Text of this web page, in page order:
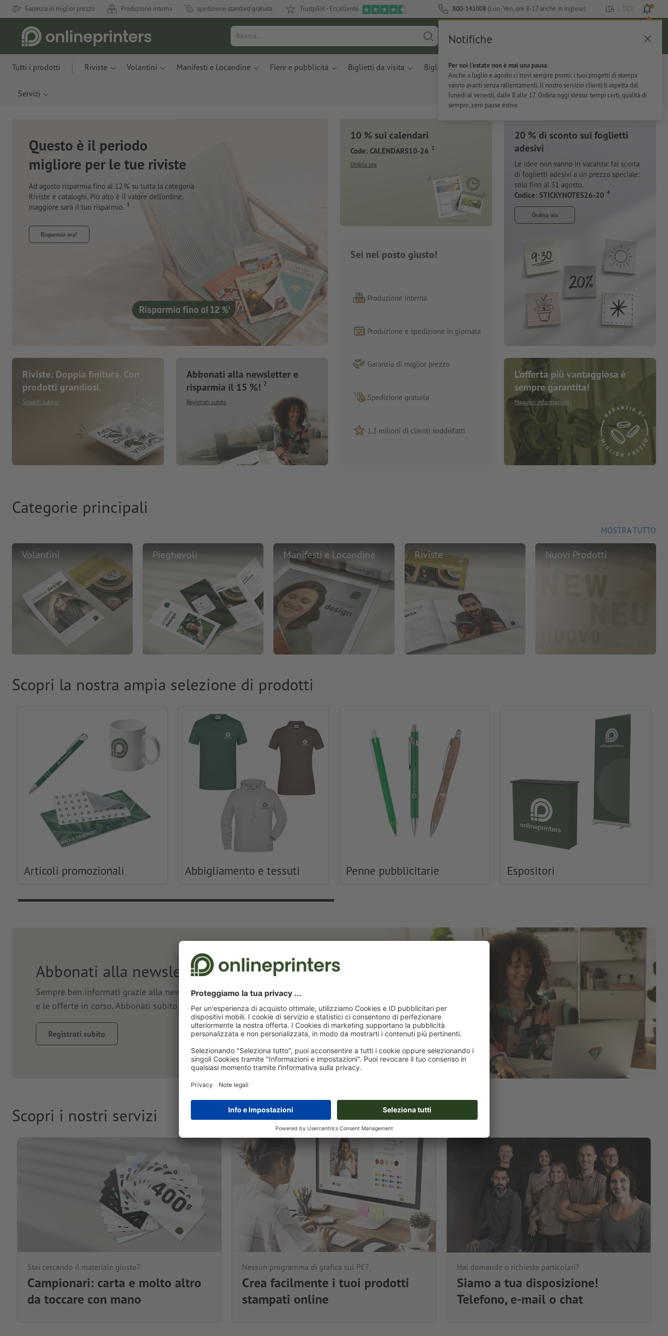
Garanzia di miglior prezzo Produzione interna spedizione standard gratuita Trustpilot - Eccellente 800-141008 (Lun.-Ven. ore 8-17 anche in inglese) ITA | DEU
Notifiche
Per noi l'estate non è mai una pausa
Anche a luglio e agosto ci trovi sempre pronti: i tuoi progetti di stampa
vanno avanti senza rallentamenti. Il nostro servizio clienti ti aspetta dal
lunedì al venerdì, dalle 8 alle 17. Ordina oggi stesso: tempi certi, qualità di
sempre, zero pause estive.
Carrello
Tutti i prodotti Riviste Volantini Manifesti e Locandine Fiere e pubblicità Biglietti da visita Biglietti Per l'ufficio Adesivi
Servizi
Nuovi taccuini
Con materiali innovativi ricavati da scarti di mele e
Ordina ora
Riviste: Doppia finitura. Con
prodotti grandiosi.
Scoprili subito!
Abbonati alla newsletter e
risparmia il 15 %! 2
Registrati subito
10 % sui calendari
Code: CALENDARS10-26 3
Ordina ora
Sei nel posto giusto!
Produzione interna
Produzione e spedizione in giornata
Garanzia di miglior prezzo
Spedizione gratuita
1,3 milioni di clienti soddisfatti
20 % di sconto sui foglietti
adesivi
Le idee non vanno in vacanza: fai scorta
di foglietti adesivi a un prezzo speciale:
solo fino al 31 agosto.
Codice: STICKYNOTES26-20 4
Ordina ora
L'offerta più vantaggiosa è
sempre garantita!
Maggiori informazioni
Categorie principali
MOSTRA TUTTO
Volantini Pieghevoli Manifesti e Locandine Riviste Nuovi Prodotti
Scopri la nostra ampia selezione di prodotti
Articoli promozionali Abbigliamento e tessuti Penne pubblicitarie Espositori
Abbonati alla newsletter e risparmia il 15%!
Sempre ben informati grazie alla newsletter. Vi terremo aggiornati sulle promozioni
e le offerte in corso. Abbonati subito e approfitta dello sconto di benvenuto!
Registrati subito
Scopri i nostri servizi
Stai cercando il materiale giusto?
Campionari: carta e molto altro
da toccare con mano
Nessun programma di grafica sul PC?
Crea facilmente i tuoi prodotti
stampati online
Hai domande o richieste particolari?
Siamo a tua disposizione!
Telefono, e-mail o chat